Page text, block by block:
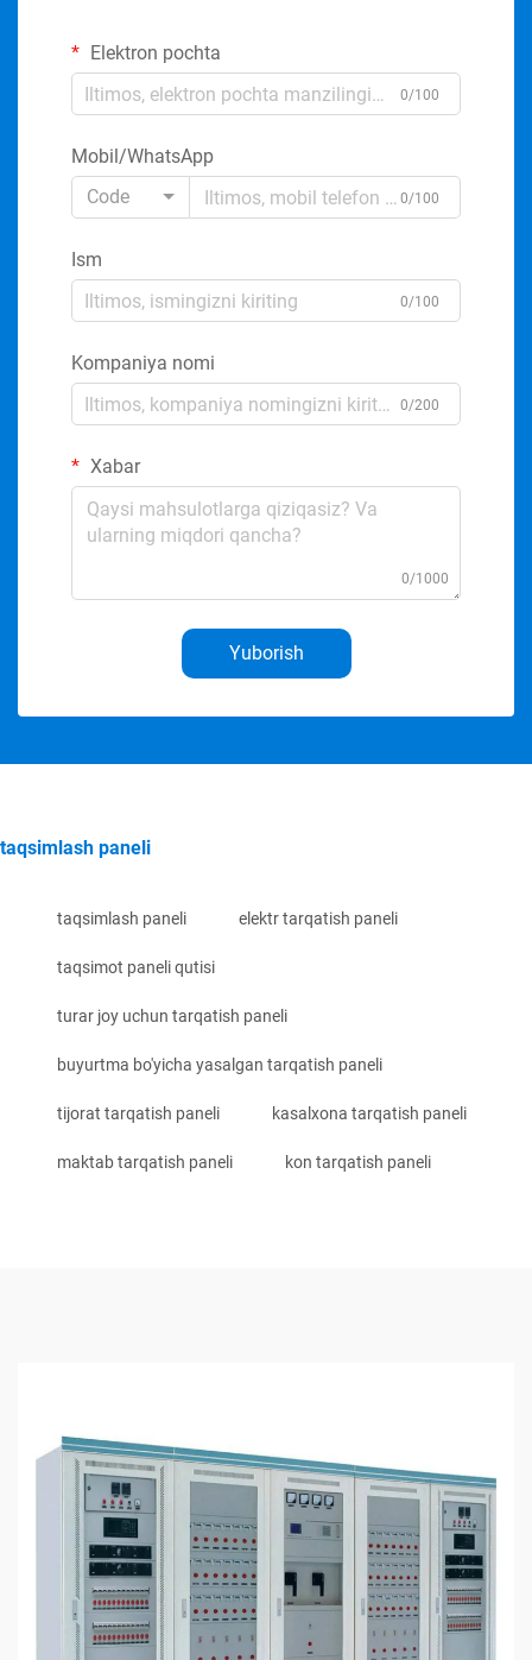
Elektron pochta
0/100
Mobil/WhatsApp
Code
0/100
Ism
0/100
Kompaniya nomi
0/200
Xabar
0/1000
Yuborish
taqsimlash paneli
taqsimlash paneli elektr tarqatish paneli
taqsimot paneli qutisi
turar joy uchun tarqatish paneli
buyurtma bo'yicha yasalgan tarqatish paneli
tijorat tarqatish paneli kasalxona tarqatish paneli
maktab tarqatish paneli kon tarqatish paneli